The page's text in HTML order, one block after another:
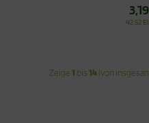
42,52
Zeige 1 bis 14 (von